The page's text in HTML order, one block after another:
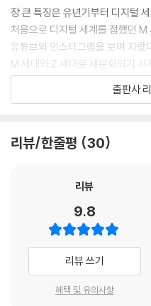
--- p.47
인스타그램에 스토리 기능이 생기
24시간만 공개되는 단발성 콘텐
대한 유저들의 반응은 댓글이 아
보다 조금 더 폐쇄적인 형식이 된
뮤니케이션 방식에는 많은 영향
운 전파 형식이라는 사실을 알아야
‘당겨서 새로고침Pull to
터페이스입니다. 이 기능으로 우
당겨 새로운 콘텐츠를 끊임없이
까운 피드를 불러올 수 있는 셈이
에 있는 슬롯머신의 작동 원리와
으로 당기는 간단한 행위로 화면
장 큰 특징은 유년기부터 디지털
처음으로 디지털 세계를 접했던
유튜브와 인스타그램을 보며 자랐
M 세대와 Z 세대로 세분화되기 시
N Z를 타깃으로 한 것도 같은 맥
이 시대의 이면을 보기가 더욱 어
저자는 10년 이상 IT 분야에서 다
에 얼마나 큰 영향을 미치는지 누
을 짚는다. 그리고 우리가 소셜 미
크 패턴, 점점 경계가 흐릿해지는
화되는 디지털 기술로 인해 새롭
없었던 이슈를 독자들에게 던져 준
출판사
리뷰/한줄평 30
리뷰
9.8
리뷰 쓰기
혜택 및 유의사항